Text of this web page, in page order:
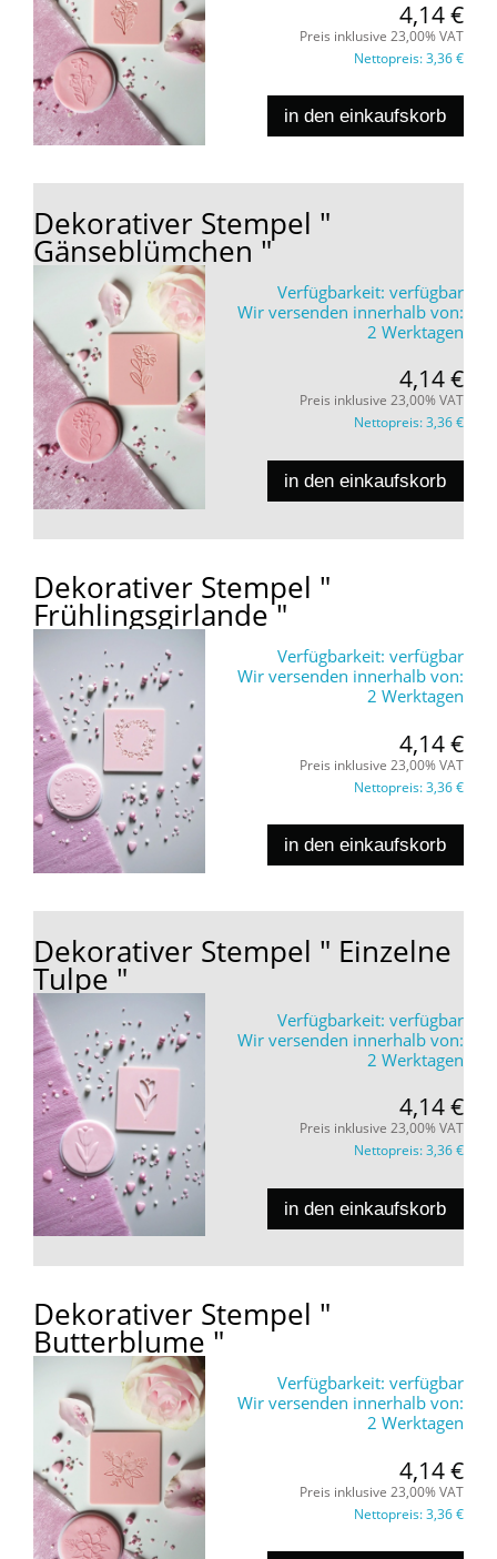
4,14 €
Preis inklusive 23,00% VAT
Nettopreis:3,36 €
in den einkaufskorb
Dekorativer Stempel "
Gänseblümchen "
Verfügbarkeit: verfügbar
Wir versenden innerhalb von:
2 Werktagen
4,14 €
Preis inklusive 23,00% VAT
Nettopreis:3,36 €
in den einkaufskorb
Dekorativer Stempel "
Frühlingsgirlande "
Verfügbarkeit: verfügbar
Wir versenden innerhalb von:
2 Werktagen
4,14 €
Preis inklusive 23,00% VAT
Nettopreis:3,36 €
in den einkaufskorb
Dekorativer Stempel " Einzelne
Tulpe "
Verfügbarkeit: verfügbar
Wir versenden innerhalb von:
2 Werktagen
4,14 €
Preis inklusive 23,00% VAT
Nettopreis:3,36 €
in den einkaufskorb
Dekorativer Stempel "
Butterblume "
Verfügbarkeit: verfügbar
Wir versenden innerhalb von:
2 Werktagen
4,14 €
Preis inklusive 23,00% VAT
Nettopreis:3,36 €